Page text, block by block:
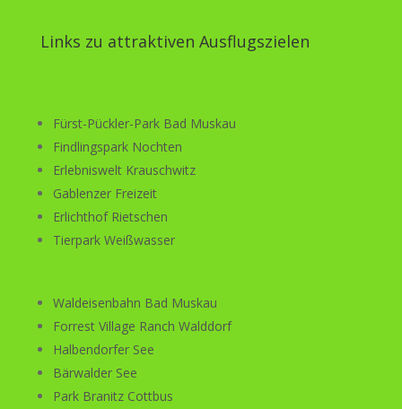
Links zu attraktiven Ausflugszielen
Fürst-Pückler-Park Bad Muskau
Findlingspark Nochten
Erlebniswelt Krauschwitz
Gablenzer Freizeit
Erlichthof Rietschen
Tierpark Weißwasser
Waldeisenbahn Bad Muskau
Forrest Village Ranch Walddorf
Halbendorfer See
Bärwalder See
Park Branitz Cottbus